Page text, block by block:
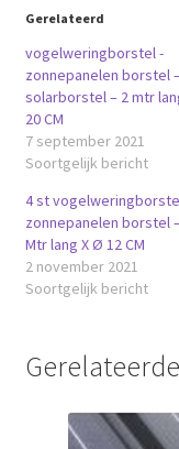
Gerelateerd
vogelweringborstel -
zonnepanelen borstel –
solarborstel – 2 mtr
20 CM
7 september 2021
Soortgelijk bericht
4 st
zonnepanelen borstel
Mtr lang X Ø 12 CM
2 november 2021
Soortgelijk bericht